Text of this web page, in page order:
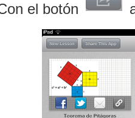
el botón